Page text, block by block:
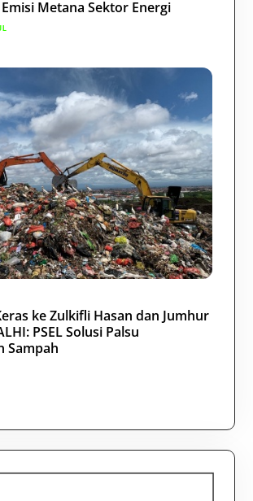
Metana Sektor Energi
ke Zulkifli Hasan dan Jumhur
PSEL Solusi Palsu
Sampah